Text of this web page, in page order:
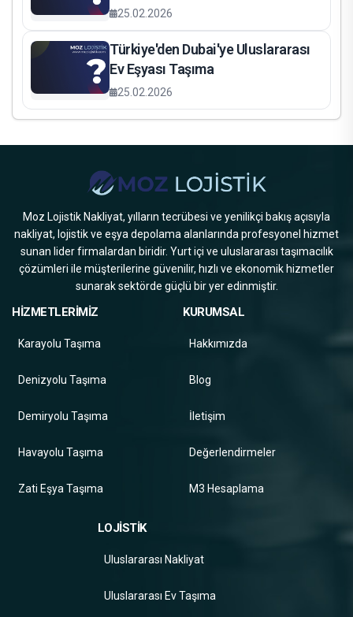
25.02.2026
Türkiye'den Dubai'ye Uluslararası
Ev Eşyası Taşıma
25.02.2026
Moz Lojistik Nakliyat, yılların tecrübesi ve yenilikçi bakış açısıyla
nakliyat, lojistik ve eşya depolama alanlarında profesyonel hizmet
sunan lider firmalardan biridir. Yurt içi ve uluslararası taşımacılık
çözümleri ile müşterilerine güvenilir, hızlı ve ekonomik hizmetler
sunarak sektörde güçlü bir yer edinmiştir.
HİZMETLERİMİZ
Karayolu Taşıma
Denizyolu Taşıma
Demiryolu Taşıma
Havayolu Taşıma
Zati Eşya Taşıma
KURUMSAL
Hakkımızda
Blog
İletişim
Değerlendirmeler
M3 Hesaplama
LOJİSTİK
Uluslararası Nakliyat
Uluslararası Ev Taşıma